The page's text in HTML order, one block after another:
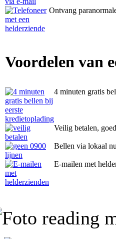
Ontvang
Voordelen van
4 minuten gratis
Veilig betalen,
Bellen via lokaal
E-mailen met